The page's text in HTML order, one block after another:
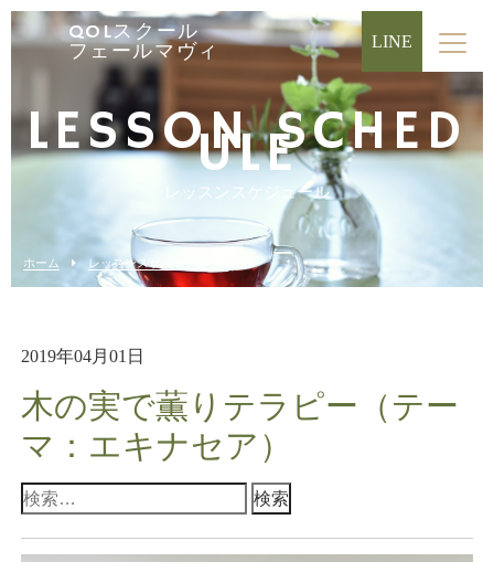
QOLスクール
フェールマヴィ
LINE
LESSON SCHED
ULE
レッスンスケジュール
ホーム レッスンスケジュール
2019年04月01日
木の実で薫りテラピー（テー
マ：エキナセア）
検